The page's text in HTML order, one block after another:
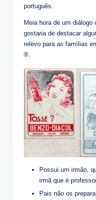
português.
Meia hora de um
gostaria de destacar
relevo para as famílias
®.
Possui um irmão,
irmã que é
Pais não os